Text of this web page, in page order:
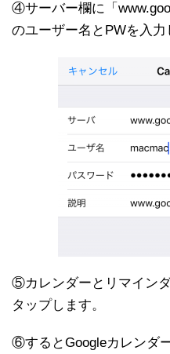
④サーバー欄に「
のユーザー名とPWを入力
⑤カレンダーとリマイン
タップします。
⑥するとGoogleカレンダ